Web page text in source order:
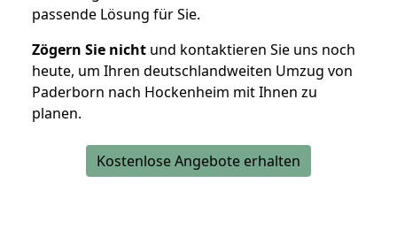
passende Lösung für Sie.
Zögern Sie nicht und kontaktieren Sie uns noch
heute, um Ihren deutschlandweiten Umzug von
Paderborn nach Hockenheim mit Ihnen zu
planen.
Kostenlose Angebote erhalten